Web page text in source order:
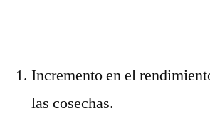
Incremento en el
las cosechas.